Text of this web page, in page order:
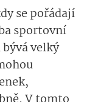
se pořádají
sportovní
velký